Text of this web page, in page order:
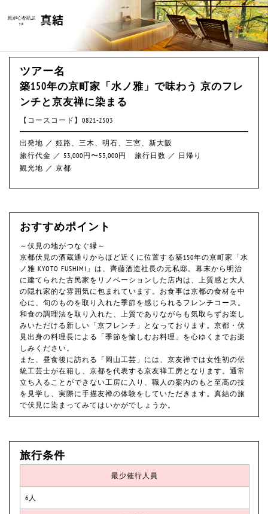
ツアー名
築150年の京町家「水ノ雅」で味わう 京のフレ
ンチと京友禅に染まる
【コースコード】0821-2503
出発地 ／ 姫路、三木、明石、三宮、新大阪
旅行代金 ／ 53,000円〜53,000円
旅行日数 ／ 日帰り
観光地 ／ 京都
おすすめポイント
～伏見の地がつなぐ縁～
京都伏見の酒蔵通りからほど近くに位置する築150年の京町家「水
ノ雅 KYOTO FUSHIMI」は、齊藤酒造社長の元私邸。幕末から明治
に建てられた古民家をリノベーションした店内は、上質感と大人
の隠れ家的な雰囲気に包まれています。お食事は京都の食材を中
心に、旬のものを取り入れた季節を感じられるフレンチコース。
和食の調理法を取り入れた、上質でありながらも気取らずお楽し
みいただける新しい「京フレンチ」となっております。京都・伏
見出身の料理長による「季節を愉しむお料理」を心ゆくまでお楽
しみください。
また、昼食後に訪れる「岡山工芸」には、京友禅では女性初の伝
統工芸士が在籍し、京都を代表する京友禅工房となります。通常
立ち入ることができない工房に入り、職人の案内のもと至高の技
を見学し、実際に手描友禅の体験をしていただきます。真結の旅
で伏見に染まってみてはいかがでしょうか。
旅行条件
最少催行人員
6人